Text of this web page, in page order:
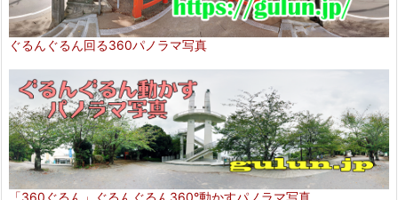
ぐるんぐるん回る360パノラマ写真
「360ぐるん」ぐるんぐるん360°動かすパノラマ写真